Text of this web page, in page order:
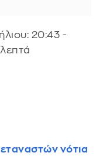
20:43 -
νότια